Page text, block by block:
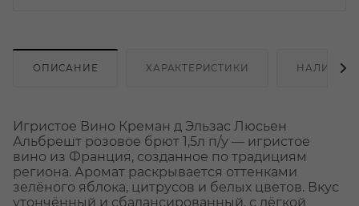
ОПИСАНИЕ ХАРАКТЕРИСТИКИ НАЛИЧИЕ
Игристое Вино Креман д Эльзас Люсьен
Альбрешт розовое брют 1,5л п/у — игристое
вино из Франция, созданное по традициям
региона. Аромат раскрывается оттенками
зелёного яблока, цитрусов и белых цветов. Вкус
утончённый и сбалансированный, с лёгкой